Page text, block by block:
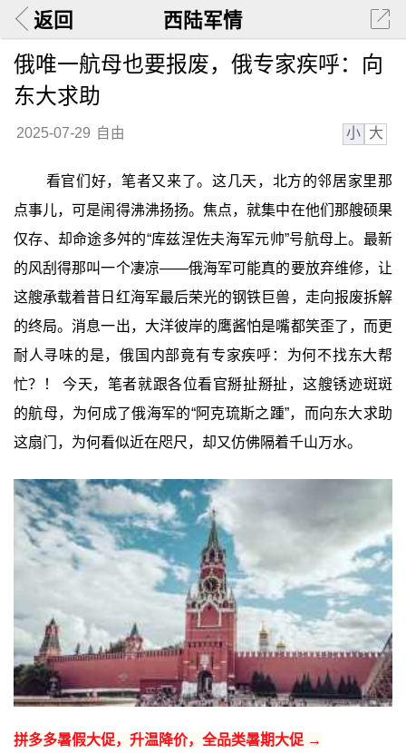
返回 西陆军情
俄唯一航母也要报废，俄专家疾呼：向
东大求助
2025-07-29 自由 小 大
看官们好，笔者又来了。这几天，北方的邻居家里那
点事儿，可是闹得沸沸扬扬。焦点，就集中在他们那艘硕果
仅存、却命途多舛的“库兹涅佐夫海军元帅”号航母上。最新
的风刮得那叫一个凄凉——俄海军可能真的要放弃维修，让
这艘承载着昔日红海军最后荣光的钢铁巨兽，走向报废拆解
的终局。消息一出，大洋彼岸的鹰酱怕是嘴都笑歪了，而更
耐人寻味的是，俄国内部竟有专家疾呼：为何不找东大帮
忙？！ 今天，笔者就跟各位看官掰扯掰扯，这艘锈迹斑斑
的航母，为何成了俄海军的“阿克琉斯之踵”，而向东大求助
这扇门，为何看似近在咫尺，却又仿佛隔着千山万水。
拼多多暑假大促，升温降价，全品类暑期大促 →